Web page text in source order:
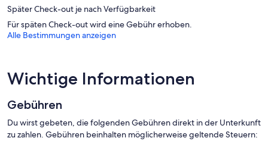
Später Check-out je nach Verfügbarkeit
Für späten Check-out wird eine Gebühr erhoben.
Alle Bestimmungen anzeigen
Wichtige Informationen
Gebühren
Du wirst gebeten, die folgenden Gebühren direkt in der Unterkunft
zu zahlen. Gebühren beinhalten möglicherweise geltende Steuern: